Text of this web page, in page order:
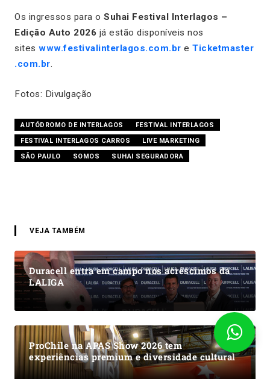
Os ingressos para o Suhai Festival Interlagos –
Edição Auto 2026 já estão disponíveis nos
sites www.festivalinterlagos.com.br e Ticketmaster
.com.br.
Fotos: Divulgação
AUTÓDROMO DE INTERLAGOS
FESTIVAL INTERLAGOS
FESTIVAL INTERLAGOS CARROS
LIVE MARKETING
SÃO PAULO
SOMOS SUHAI SEGURADORA
VEJA TAMBÉM
Duracell entra em campo nos acréscimos da
LALIGA
ProChile na APAS Show 2026 tem
experiências premium e diversidade cultural